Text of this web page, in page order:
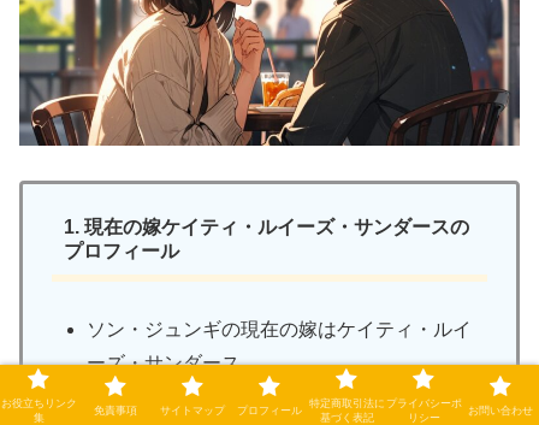
1. 現在の嫁ケイティ・ルイーズ・サンダースの
プロフィール
ソン・ジュンギの現在の嫁はケイティ・ルイ
ーズ・サンダース
ケイティはイギリス出身でイタリアとコロン
お役立ちリンク
集
免責事項 サイトマップ プロフィール
特定商取引法に
基づく表記
プライバシーポ
リシー
お問い合わせ